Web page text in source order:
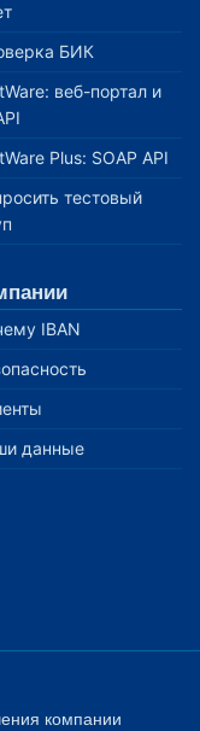
БИК
веб-портал и
Plus: SOAP API
тестовый
IBAN
данные
компании